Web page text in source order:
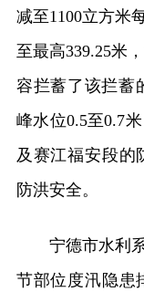
减至1100立方米
至最高339.25米
容拦蓄了该拦蓄
峰水位0.5至0.7
及赛江福安段的
防洪安全。
宁德市水利
节部位度汛隐患